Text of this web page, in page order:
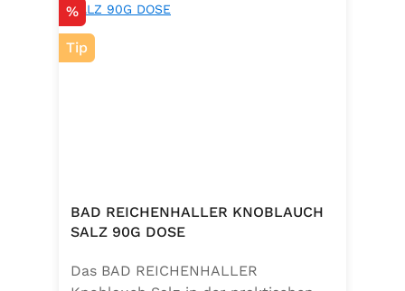
Discount
%
Tip
BAD REICHENHALLER KNOBLAUCH
SALZ 90G DOSE
Das BAD REICHENHALLER